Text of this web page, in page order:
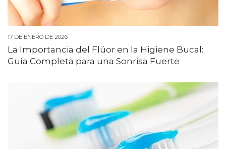
17 DE ENERO DE 2026
La Importancia del Flúor en la Higiene Bucal:
Guía Completa para una Sonrisa Fuerte